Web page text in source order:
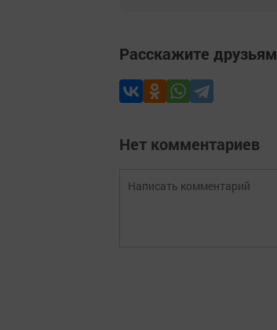
Расскажите друзьям
Нет комментариев